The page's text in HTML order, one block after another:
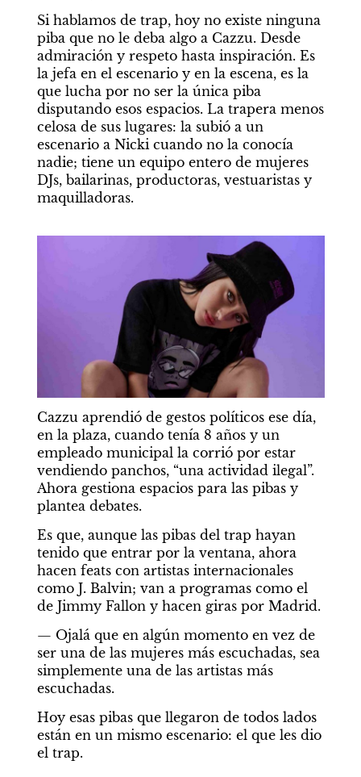
Si hablamos de trap, hoy no existe ninguna
piba que no le deba algo a Cazzu. Desde
admiración y respeto hasta inspiración. Es
la jefa en el escenario y en la escena, es la
que lucha por no ser la única piba
disputando esos espacios. La trapera menos
celosa de sus lugares: la subió a un
escenario a Nicki cuando no la conocía
nadie; tiene un equipo entero de mujeres
DJs, bailarinas, productoras, vestuaristas y
maquilladoras.
Cazzu aprendió de gestos políticos ese día,
en la plaza, cuando tenía 8 años y un
empleado municipal la corrió por estar
vendiendo panchos, “una actividad ilegal”.
Ahora gestiona espacios para las pibas y
plantea debates.
Es que, aunque las pibas del trap hayan
tenido que entrar por la ventana, ahora
hacen feats con artistas internacionales
como J. Balvin; van a programas como el
de Jimmy Fallon y hacen giras por Madrid.
— Ojalá que en algún momento en vez de
ser una de las mujeres más escuchadas, sea
simplemente una de las artistas más
escuchadas.
Hoy esas pibas que llegaron de todos lados
están en un mismo escenario: el que les dio
el trap.